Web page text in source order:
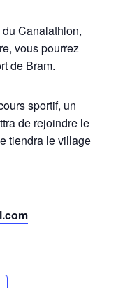
Canalathlon,
vous pourrez
de Bram.
sportif, un
de rejoindre le
tiendra le village